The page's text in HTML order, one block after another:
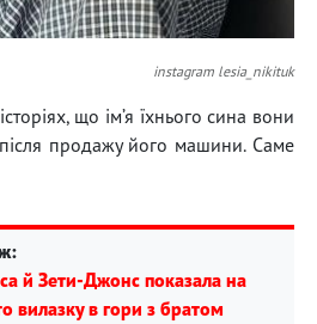
instagram lesia_nikituk
що ім’я їхнього сина вони
продажу його машини. Саме
й Зети-Джонс показала на
вилазку в гори з братом